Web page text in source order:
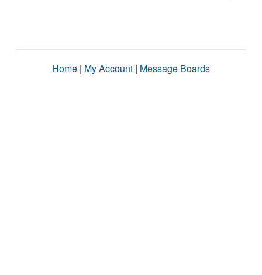
Home | My Account | Message Boards